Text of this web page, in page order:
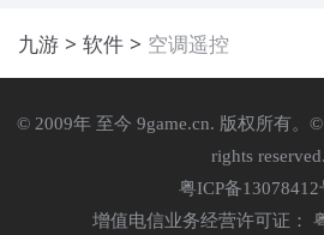
九游 软件 空调遥控
© 2009年 至今 9game.cn. 版权所有。
rights reserved.
粤ICP备13078412
增值电信业务经营许可证：